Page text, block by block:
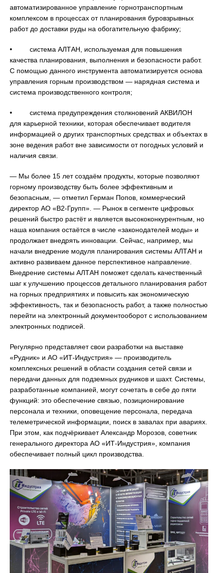
автоматизированное управление горнотранспортным
комплексом в процессах от планирования буровзрывных
работ до доставки руды на обогатительную фабрику;
• система АЛТАН, используемая для повышения
качества планирования, выполнения и безопасности работ.
С помощью данного инструмента автоматизируется основа
управления горным производством — нарядная система и
система производственного контроля;
• система предупреждения столкновений АКВИЛОН
для карьерной техники, которая обеспечивает водителя
информацией о других транспортных средствах и объектах в
зоне ведения работ вне зависимости от погодных условий и
наличия связи.
— Мы более 15 лет создаём продукты, которые позволяют
горному производству быть более эффективным и
безопасным, — отметил Герман Попов, коммерческий
директор АО «В2-Групп». — Рынок в сегменте цифровых
решений быстро растёт и является высококонкурентным, но
наша компания остаётся в числе «законодателей моды» и
продолжает внедрять инновации. Сейчас, например, мы
начали внедрение модуля планирования системы АЛТАН и
активно развиваем данное перспективное направление.
Внедрение системы АЛТАН поможет сделать качественный
шаг к улучшению процессов детального планирования работ
на горных предприятиях и повысить как экономическую
эффективность, так и безопасность работ, а также полностью
перейти на электронный документооборот с использованием
электронных подписей.
Регулярно представляет свои разработки на выставке
«Рудник» и АО «ИТ-Индустрия» — производитель
комплексных решений в области создания сетей связи и
передачи данных для подземных рудников и шахт. Системы,
разработанные компанией, могут сочетать в себе до пяти
функций: это обеспечение связью, позиционирование
персонала и техники, оповещение персонала, передача
телеметрической информации, поиск в завалах при авариях.
При этом, как подчёркивает Александр Морозов, советник
генерального директора АО «ИТ-Индустрия», компания
обеспечивает полный цикл производства.